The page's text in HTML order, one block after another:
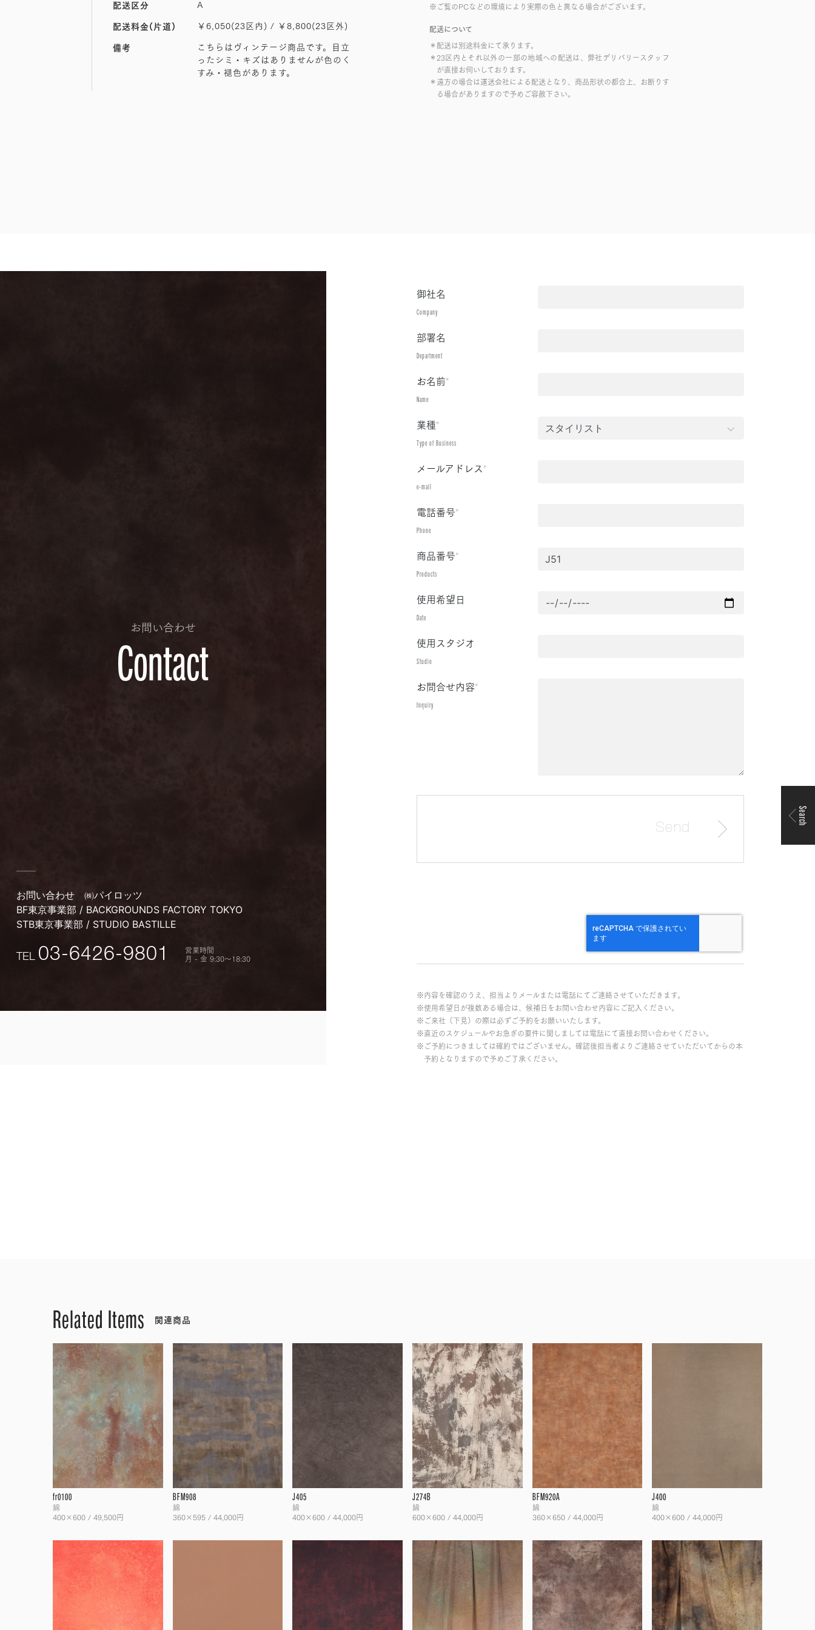
※ご覧のPCなどの環境により実際の色と異なる場合がございます。
配送について
＊配送は別途料金にて承ります。
＊23区内とそれ以外の一部の地域への配送は、弊社デリバリースタッフ
が直接お伺いしております。
＊遠方の場合は運送会社による配送となり、商品形状の都合上、お断りす
る場合がありますので予めご容赦下さい。
配送区分 A
配送料金(片道) ￥6,050(23区内) / ￥8,800(23区外)
備考
こちらはヴィンテージ商品です。目立
ったシミ・キズはありませんが色のく
すみ・褪色があります。
お問い合わせ
Contact
お問い合わせ
㈱パイロッツ
BF東京事業部 / BACKGROUNDS FACTORY TOKYO
STB東京事業部 / STUDIO BASTILLE
TEL 03-6426-9801 営業時間
月 - 金 9:30〜18:30
御社名
Company
部署名
Department
お名前*
Name
業種*
Type of Business
メールアドレス*
e-mail
電話番号*
Phone
商品番号*
Products
使用希望日
Date
使用スタジオ
Studio
お問合せ内容*
Inquiry
※内容を確認のうえ、担当よりメールまたは電話にてご連絡させていただきます。
※使用希望日が複数ある場合は、候補日をお問い合わせ内容にご記入ください。
※ご来社（下見）の際は必ずご予約をお願いいたします。
※直近のスケジュールやお急ぎの要件に関しましては電話にて直接お問い合わせください。
※ご予約につきましては確約ではございません。確認後担当者よりご連絡させていただいてからの本
予約となりますので予めご了承ください。
Related Items 関連商品
fr0100
綿
400×600 / 49,500円
BFM908
綿
360×595 / 44,000円
J405
綿
400×600 / 44,000円
J274B
綿
600×600 / 44,000円
BFM920A
綿
360×650 / 44,000円
J400
綿
400×600 / 44,000円
Search